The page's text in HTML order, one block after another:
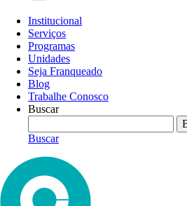
Institucional
Serviços
Programas
Unidades
Seja Franqueado
Blog
Trabalhe Conosco
Buscar
Buscar